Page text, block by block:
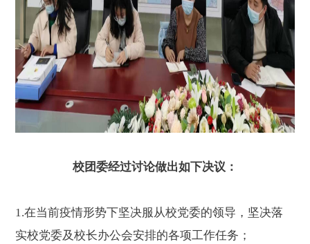
校团委经过讨论做出如下决议：
1.在当前疫情形势下坚决服从校党委的领导，坚决落
实校党委及校长办公会安排的各项工作任务；